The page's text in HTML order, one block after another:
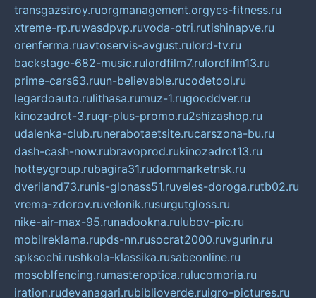
transgazstroy.ruorgmanagement.orgyes-fitness.ru
xtreme-rp.ruwasdpvp.ruvoda-otri.rutishinapve.ru
orenferma.ruavtoservis-avgust.rulord-tv.ru
backstage-682-music.rulordfilm7.rulordfilm13.ru
prime-cars63.ruun-believable.rucodetool.ru
legardoauto.rulithasa.rumuz-1.rugooddver.ru
kinozadrot-3.ruqr-plus-promo.ru2shizashop.ru
udalenka-club.runerabotaetsite.rucarszona-bu.ru
dash-cash-now.rubravoprod.rukinozadrot13.ru
hotteygroup.rubagira31.rudommarketnsk.ru
dveriland73.runis-glonass51.ruveles-doroga.rutb02.ru
vrema-zdorov.ruvelonik.rusurgutgloss.ru
nike-air-max-95.runadookna.rulubov-pic.ru
mobilreklama.rupds-nn.rusocrat2000.ruvgurin.ru
spksochi.rushkola-klassika.rusabeonline.ru
mosoblfencing.rumasteroptica.rulucomoria.ru
iration.rudevanagari.rubiblioverde.ruigro-pictures.ru